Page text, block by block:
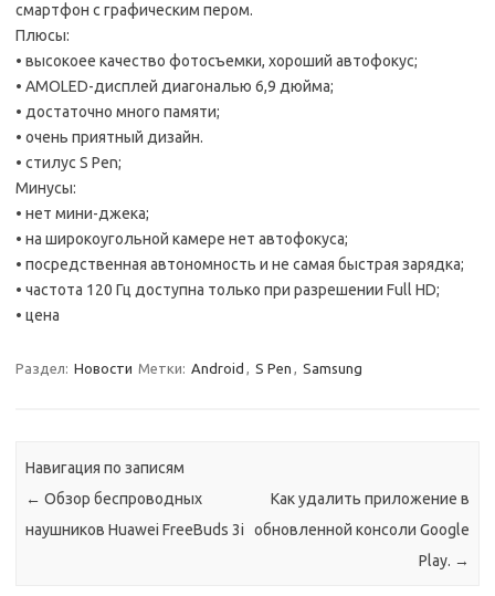
смартфон с графическим пером.
Плюсы:
• высокоее качество фотосъемки, хороший автофокус;
• AMOLED-дисплей диагональю 6,9 дюйма;
• достаточно много памяти;
• очень приятный дизайн.
• стилус S Pen;
Минусы:
• нет мини-джека;
• на широкоугольной камере нет автофокуса;
• посредственная автономность и не самая быстрая зарядка;
• частота 120 Гц доступна только при разрешении Full HD;
• цена
Раздел: Новости Метки: Android , S Pen , Samsung
Навигация по записям
← Обзор беспроводных
наушников Huawei FreeBuds 3i
Как удалить приложение в
обновленной консоли Google
Play. →